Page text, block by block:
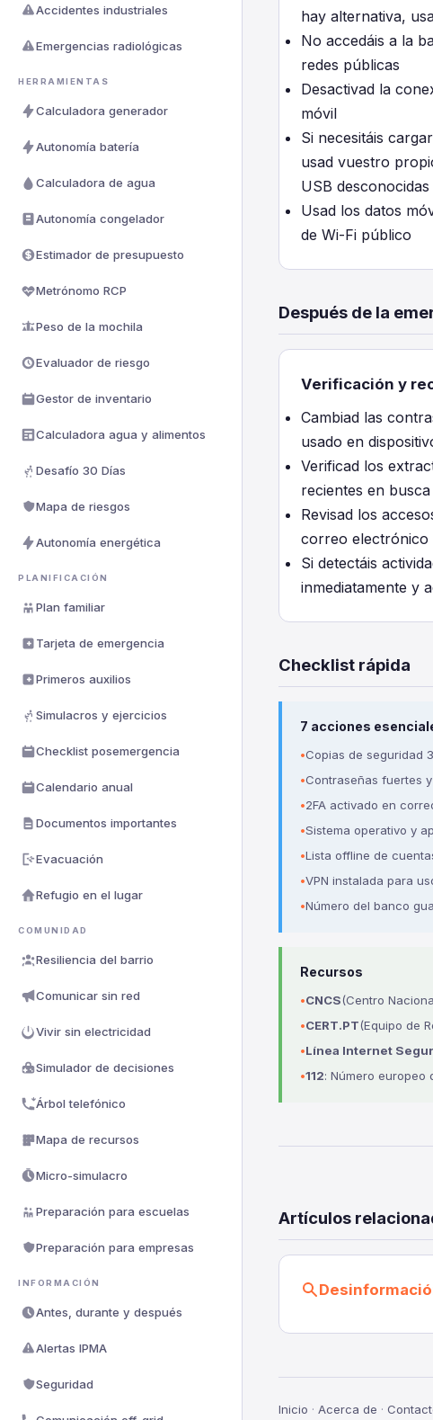
Accidentes industriales
Emergencias radiológicas
HERRAMIENTAS
Calculadora generador
Autonomía batería
Calculadora de agua
Autonomía congelador
Estimador de presupuesto
Metrónomo RCP
Peso de la mochila
Evaluador de riesgo
Gestor de inventario
Calculadora agua y alimentos
Desafío 30 Días
Mapa de riesgos
Autonomía energética
PLANIFICACIÓN
Plan familiar
Tarjeta de emergencia
Primeros auxilios
Simulacros y ejercicios
Checklist posemergencia
Calendario anual
Documentos importantes
Evacuación
Refugio en el lugar
COMUNIDAD
Resiliencia del barrio
Comunicar sin red
Vivir sin electricidad
Simulador de decisiones
Árbol telefónico
Mapa de recursos
Micro-simulacro
Preparación para escuelas
Preparación para empresas
INFORMACIÓN
Antes, durante y después
Alertas IPMA
Seguridad
hay alternativa,
No accedáis a la
redes públicas
Desactivad la
móvil
Si necesitáis
usad vuestro
USB
Usad los datos
de Wi-Fi público
Después de la
Verificación y
Cambiad las
usado en
Verificad los
recientes en
Revisad los
correo electrónico
Si detectáis
inmediatamente y
Checklist rápida
7 acciones
Copias de seguridad
Contraseñas fuertes
2FA activado en
Sistema operativo y
Lista offline de
VPN instalada para
Número del banco
Recursos
CNCS(Centro
CERT.PT(Equipo de
Línea Internet
112: Número europeo
Artículos
Inicio · Acerca de ·